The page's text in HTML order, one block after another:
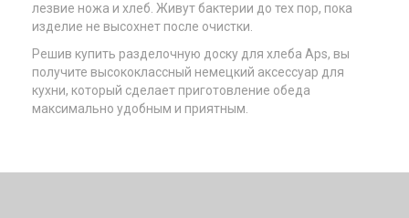
лезвие ножа и хлеб. Живут бактерии до тех пор, пока
изделие не высохнет после очистки.
Решив купить разделочную доску для хлеба Арs, вы
получите высококлассный немецкий аксессуар для
кухни, который сделает приготовление обеда
максимально удобным и приятным.